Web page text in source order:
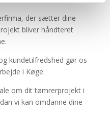
der sætter dine
bliver håndteret
kundetilfredshed gør os
i Køge.
om dit tømrerprojekt i
vi kan omdanne dine